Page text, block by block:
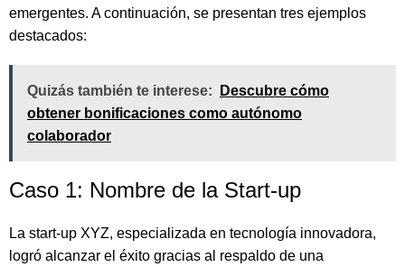
emergentes. A continuación, se presentan tres ejemplos
destacados:
Quizás también te interese:
Descubre cómo
obtener bonificaciones como autónomo
colaborador
Caso 1: Nombre de la Start-up
La start-up XYZ, especializada en tecnología innovadora,
logró alcanzar el éxito gracias al respaldo de una